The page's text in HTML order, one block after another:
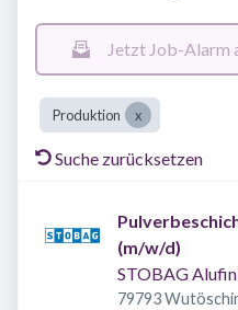
Jetzt Job-Alarm
Produktion
Suche zurücksetzen
(m/w/d)
STOBAG
79793